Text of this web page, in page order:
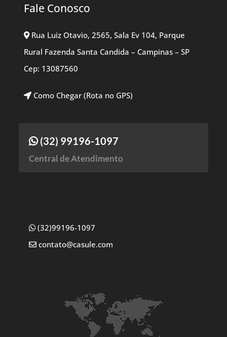
Fale Conosco
Rua Luiz Otavio, 2565, Sala Ev 104, Parque
Rural Fazenda Santa Candida – Campinas – SP
Cep: 13087560
Como Chegar (Rota no GPS)
(32) 99196-1097
Central de Atendimento
(32)99196-1097
contato@casule.com